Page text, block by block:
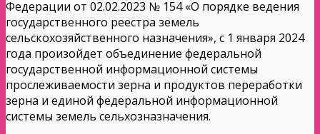
Федерации от 02.02.2023 № 154 «О порядке ведения
государственного реестра земель
сельскохозяйственного назначения», с 1 января 2024
года произойдет объединение федеральной
государственной информационной системы
прослеживаемости зерна и продуктов переработки
зерна и единой федеральной информационной
системы земель сельхозназначения.